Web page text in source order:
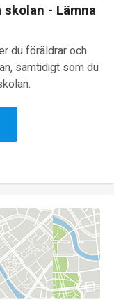
- Lämna
du föräldrar och
samtidigt som du